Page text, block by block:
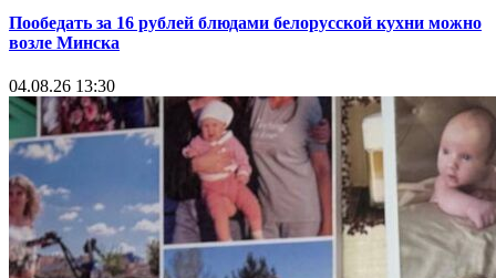
Пообедать за 16 рублей блюдами белорусской кухни можно
возле Минска
04.08.26 13:30